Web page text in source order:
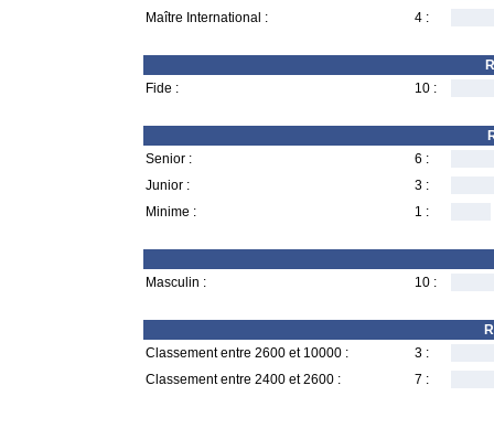
Maître International :
4 :
Fide :
10 :
Senior :
6 :
Junior :
3 :
Minime :
1 :
Masculin : 10 :
Classement entre 2600 et 10000 :
3 :
Classement entre 2400 et 2600 :
7 :